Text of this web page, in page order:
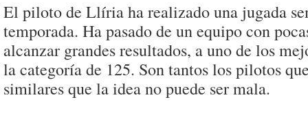
El piloto de Llíria ha realizado una jugada
temporada. Ha pasado de un equipo con
alcanzar grandes resultados, a uno de los
la categoría de 125. Son tantos los pilotos
similares que la idea no puede ser mala.